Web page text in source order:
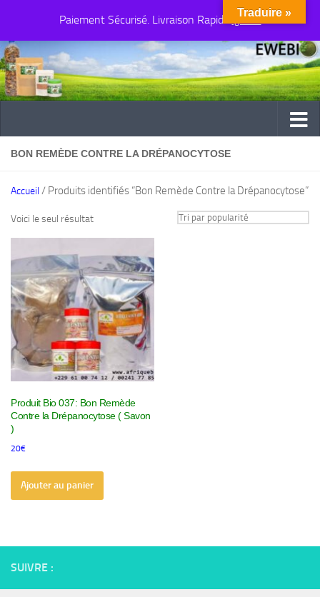
Paiement Sécurisé. Livraison Rapide Ignorer
Au dessous du contenu
BON REMÈDE CONTRE LA DRÉPANOCYTOSE
Accueil / Produits identifiés “Bon Remède Contre la Drépanocytose”
Voici le seul résultat
Produit Bio 037: Bon Remède
Contre la Drépanocytose ( Savon
)
20€
Ajouter au panier
SUIVRE :
Traduire »